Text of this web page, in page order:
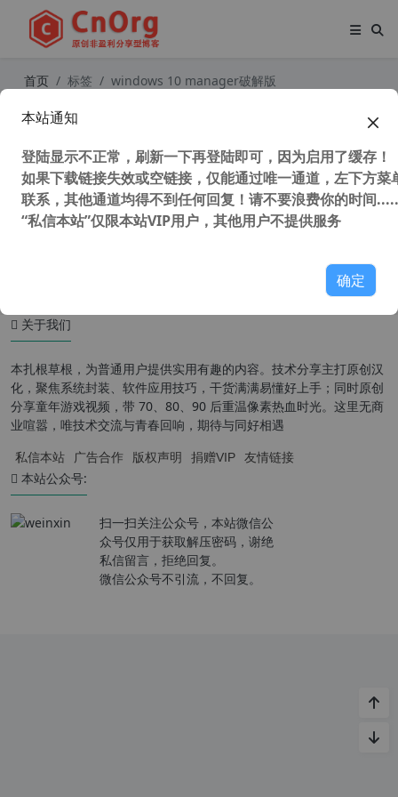
首页 标签 windows 10 manager破解版
优化工具 垃圾清理工具
关于我们
本扎根草根，为普通用户提供实用有趣的内容。技术分享主打原创汉
化，聚焦系统封装、软件应用技巧，干货满满易懂好上手；同时原创
分享童年游戏视频，带 70、80、90 后重温像素热血时光。这里无商
业喧嚣，唯技术交流与青春回响，期待与同好相遇
私信本站 广告合作 版权声明 捐赠VIP 友情链接
本站公众号:
扫一扫关注公众号，本站微信公
众号仅用于获取解压密码，谢绝
私信留言，拒绝回复。
微信公众号不引流，不回复。
本站通知
登陆显示不正常，刷新一下再登陆即可，因为启用了缓存！
如果下载链接失效或空链接，仅能通过唯一通道，左下方菜
联系，其他通道均得不到任何回复！请不要浪费你的时间
“私信本站”仅限本站VIP用户，其他用户不提供服务
确定